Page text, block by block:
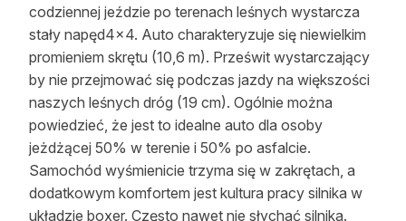
codziennej jeździe po terenach leśnych wystarcza
stały napęd4x4. Auto charakteryzuje się niewielkim
promieniem skrętu (10,6 m). Prześwit wystarczający
by nie przejmować się podczas jazdy na większości
naszych leśnych dróg (19 cm). Ogólnie można
powiedzieć, że jest to idealne auto dla osoby
jeżdżącej 50% w terenie i 50% po asfalcie.
Samochód wyśmienicie trzyma się w zakrętach, a
dodatkowym komfortem jest kultura pracy silnika w
układzie boxer. Często nawet nie słychać silnika.